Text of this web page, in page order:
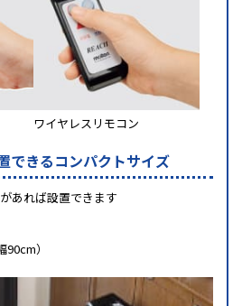
ワイヤレスリモコン
できるコンパクトサイズ
あれば設置できます
）